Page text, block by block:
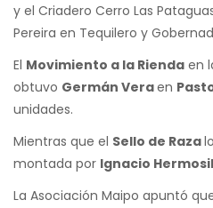
y el Criadero Cerro Las
Pereira en Tequilero y
El Movimiento a la Rienda en
obtuvo Germán Veraen
unidades.
Mientras que el Sello de Raza
montada por Ignacio
La Asociación Maipo apuntó